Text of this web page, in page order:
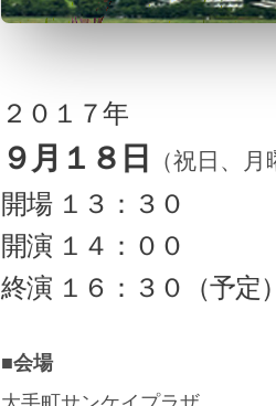
２０１７年
９月１８日 （祝日、
開場 １３：３０
開演 １４：００
終演 １６：３０（予定
■会場